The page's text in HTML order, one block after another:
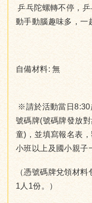
乒乓陀螺轉不停，乒
動手動腦趣味多，一
自備材料: 無
※請於活動當日8:30
號碼牌(號碼牌發放
童)，並填寫報名表
小班以上及國小親子
（憑號碼牌兌領材
1人1份。）